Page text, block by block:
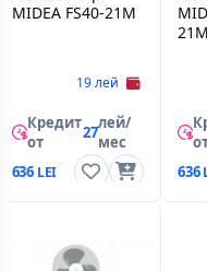
MIDEA FS40-21M
19 лей
Кредит
от
27лей/
мес
636
636